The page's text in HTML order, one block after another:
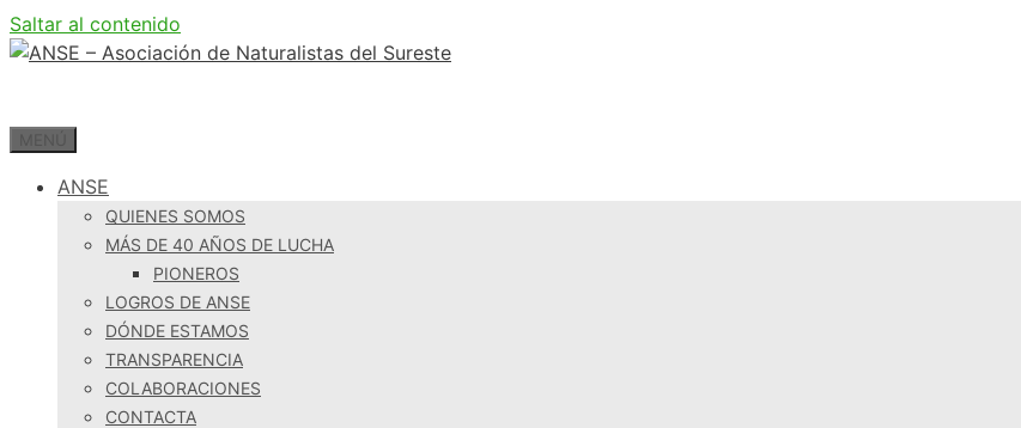
Saltar al contenido
ANSE
QUIENES SOMOS
MÁS DE 40 AÑOS DE LUCHA
PIONEROS
LOGROS DE ANSE
DÓNDE ESTAMOS
TRANSPARENCIA
COLABORACIONES
CONTACTA